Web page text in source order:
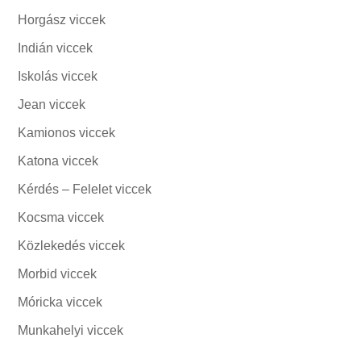
Horgász viccek
Indián viccek
Iskolás viccek
Jean viccek
Kamionos viccek
Katona viccek
Kérdés – Felelet viccek
Kocsma viccek
Közlekedés viccek
Morbid viccek
Móricka viccek
Munkahelyi viccek